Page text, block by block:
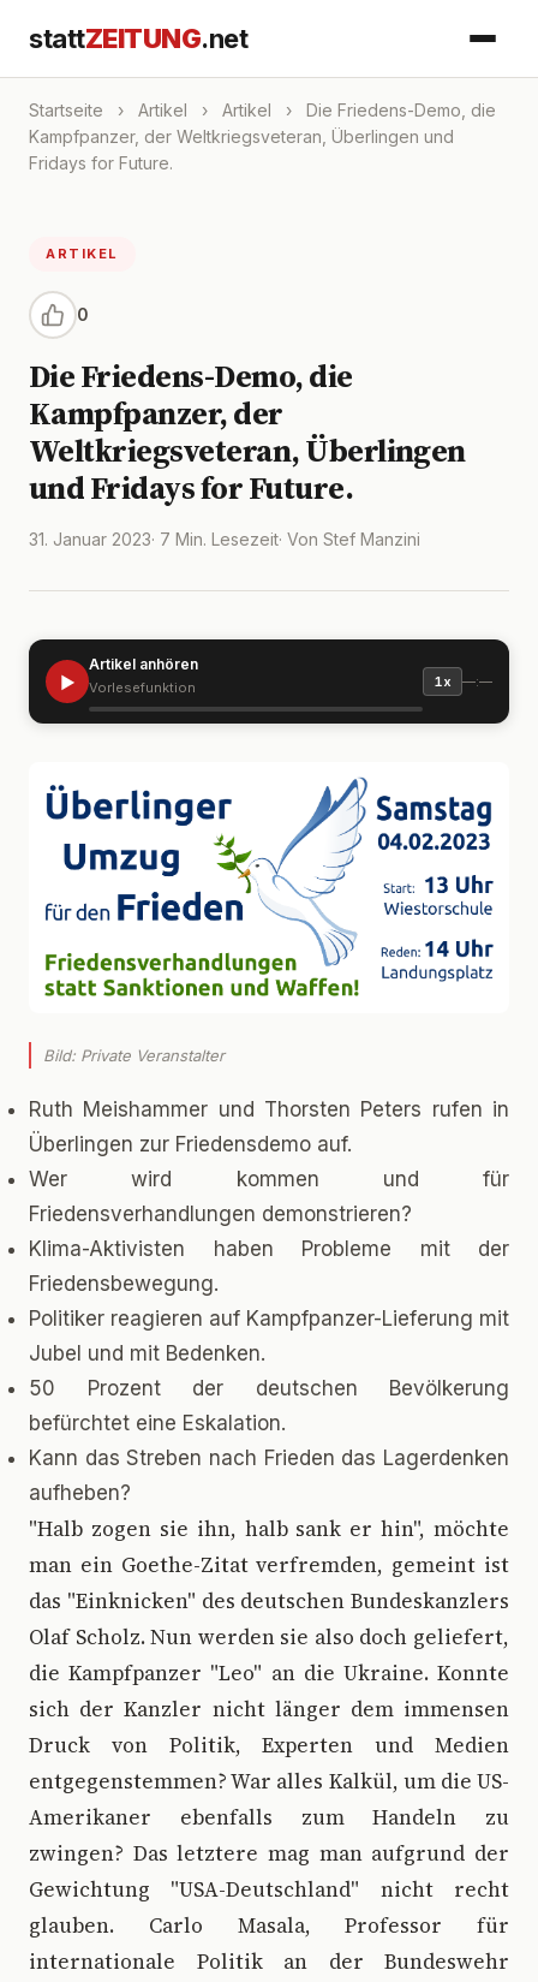
stattZEITUNG.net
Startseite › Artikel › Artikel ›
Die Friedens-Demo, die
Kampfpanzer, der Weltkriegsveteran, Überlingen und
Fridays for Future.
ARTIKEL
0
Die Friedens-Demo, die
Kampfpanzer, der
Weltkriegsveteran, Überlingen
und Fridays for Future.
31. Januar 2023· 7 Min. Lesezeit· Von Stef Manzini
▶
Artikel anhören
Vorlesefunktion 1x —:—
Bild: Private Veranstalter
Ruth Meishammer und Thorsten Peters rufen in
Überlingen zur Friedensdemo auf.
Wer wird kommen und für
Friedensverhandlungen demonstrieren?
Klima-Aktivisten haben Probleme mit der
Friedensbewegung.
Politiker reagieren auf Kampfpanzer-Lieferung mit
Jubel und mit Bedenken.
50 Prozent der deutschen Bevölkerung
befürchtet eine Eskalation.
Kann das Streben nach Frieden das Lagerdenken
aufheben?
"Halb zogen sie ihn, halb sank er hin", möchte
man ein Goethe-Zitat verfremden, gemeint ist
das "Einknicken" des deutschen Bundeskanzlers
Olaf Scholz. Nun werden sie also doch geliefert,
die Kampfpanzer "Leo" an die Ukraine. Konnte
sich der Kanzler nicht länger dem immensen
Druck von Politik, Experten und Medien
entgegenstemmen? War alles Kalkül, um die US-
Amerikaner ebenfalls zum Handeln zu
zwingen? Das letztere mag man aufgrund der
Gewichtung "USA-Deutschland" nicht recht
glauben. Carlo Masala, Professor für
internationale Politik an der Bundeswehr